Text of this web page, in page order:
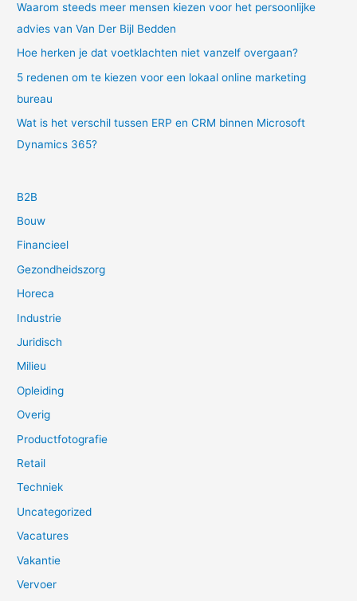
Waarom steeds meer mensen kiezen voor het persoonlijke
advies van Van Der Bijl Bedden
Hoe herken je dat voetklachten niet vanzelf overgaan?
5 redenen om te kiezen voor een lokaal online marketing
bureau
Wat is het verschil tussen ERP en CRM binnen Microsoft
Dynamics 365?
B2B
Bouw
Financieel
Gezondheidszorg
Horeca
Industrie
Juridisch
Milieu
Opleiding
Overig
Productfotografie
Retail
Techniek
Uncategorized
Vacatures
Vakantie
Vervoer